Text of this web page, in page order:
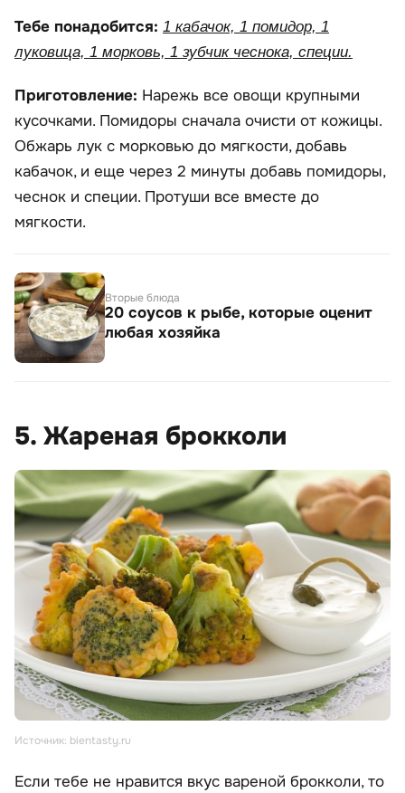
Тебе понадобится: 1 кабачок, 1 помидор, 1
луковица, 1 морковь, 1 зубчик чеснока, специи.
Приготовление: Нарежь все овощи крупными
кусочками. Помидоры сначала очисти от кожицы.
Обжарь лук с морковью до мягкости, добавь
кабачок, и еще через 2 минуты добавь помидоры,
чеснок и специи. Протуши все вместе до
мягкости.
Вторые блюда
20 соусов к рыбе, которые оценит
любая хозяйка
5. Жареная брокколи
Источник: bientasty.ru
Если тебе не нравится вкус вареной брокколи, то